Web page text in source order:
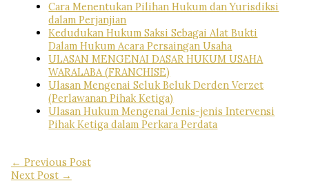
Cara Menentukan Pilihan Hukum dan Yurisdiksi
dalam Perjanjian
Kedudukan Hukum Saksi Sebagai Alat Bukti
Dalam Hukum Acara Persaingan Usaha
ULASAN MENGENAI DASAR HUKUM USAHA
WARALABA (FRANCHISE)
Ulasan Mengenai Seluk Beluk Derden Verzet
(Perlawanan Pihak Ketiga)
Ulasan Hukum Mengenai Jenis-jenis Intervensi
Pihak Ketiga dalam Perkara Perdata
← Previous Post
Next Post →